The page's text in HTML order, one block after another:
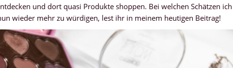
und dort quasi Produkte shoppen. Bei welchen Schätzen ich
wieder mehr zu würdigen, lest ihr in meinem heutigen Beitrag!